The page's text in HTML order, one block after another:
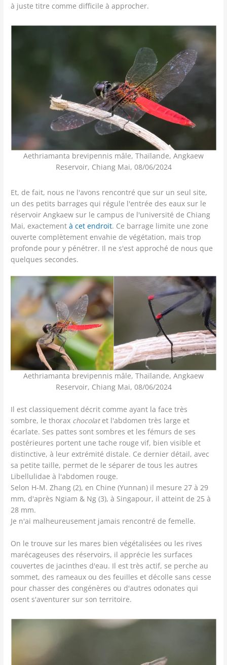
à juste titre comme difficile à approcher.
Aethriamanta brevipennis mâle, Thaïlande, Angkaew
Reservoir, Chiang Mai, 08/06/2024
Et, de fait, nous ne l'avons rencontré que sur un seul site,
un des petits barrages qui régule l'entrée des eaux sur le
réservoir Angkaew sur le campus de l'université de Chiang
Mai, exactementà cet endroit. Ce barrage limite une zone
ouverte complètement envahie de végétation, mais trop
profonde pour y pénétrer. Il ne s'est approché de nous que
quelques secondes.
Aethriamanta brevipennis mâle, Thaïlande, Angkaew
Reservoir, Chiang Mai, 08/06/2024
Il est classiquement décrit comme ayant la face très
sombre, le thorax chocolatet l'abdomen très large et
écarlate. Ses pattes sont sombres et les fémurs de ses
postérieures portent une tache rouge vif, bien visible et
distinctive, à leur extrémité distale. Ce dernier détail, avec
sa petite taille, permet de le séparer de tous les autres
Libellulidae à l'abdomen rouge.
Selon H-M. Zhang (2), en Chine (Yunnan) il mesure 27 à 29
mm, d'après Ngiam & Ng (3), à Singapour, il atteint de 25 à
28 mm.
Je n'ai malheureusement jamais rencontré de femelle.
On le trouve sur les mares bien végétalisées ou les rives
marécageuses des réservoirs, il apprécie les surfaces
couvertes de jacinthes d'eau. Il est très actif, se perche au
sommet, des rameaux ou des feuilles et décolle sans cesse
pour chasser des congénères ou d'autres odonates qui
osent s'aventurer sur son territoire.